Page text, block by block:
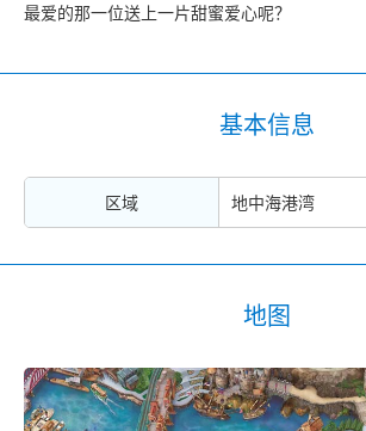
最爱的那一位送上一片甜蜜爱心呢？
基本信息
区域 地中海港湾
地图